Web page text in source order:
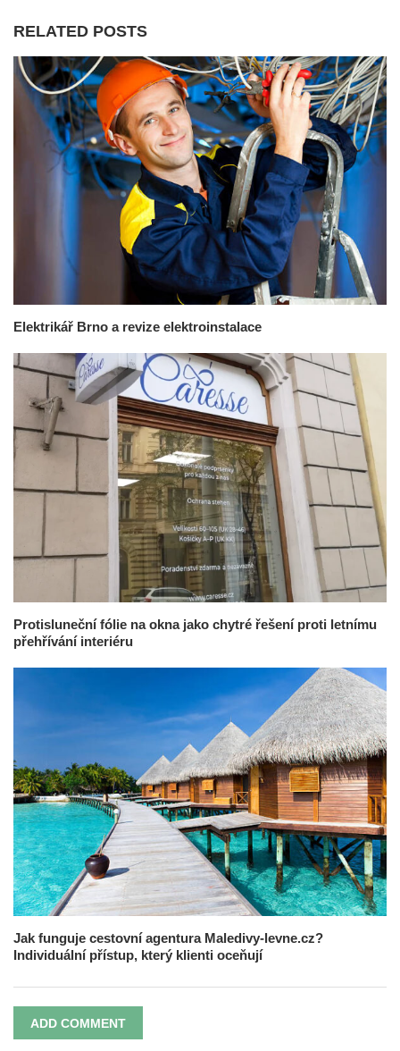
RELATED POSTS
Elektrikář Brno a revize elektroinstalace
Protisluneční fólie na okna jako chytré řešení proti letnímu
přehřívání interiéru
Jak funguje cestovní agentura Maledivy-levne.cz?
Individuální přístup, který klienti oceňují
ADD COMMENT